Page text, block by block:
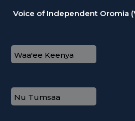
Voice of Independent Oromia
Waa'ee Keenya
Nu Tumsaa